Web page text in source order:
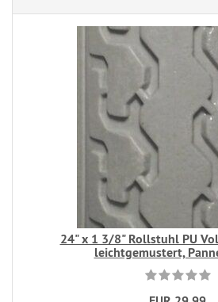
24" x 1 3/8" Rollstuhl PU
leichtgemustert,